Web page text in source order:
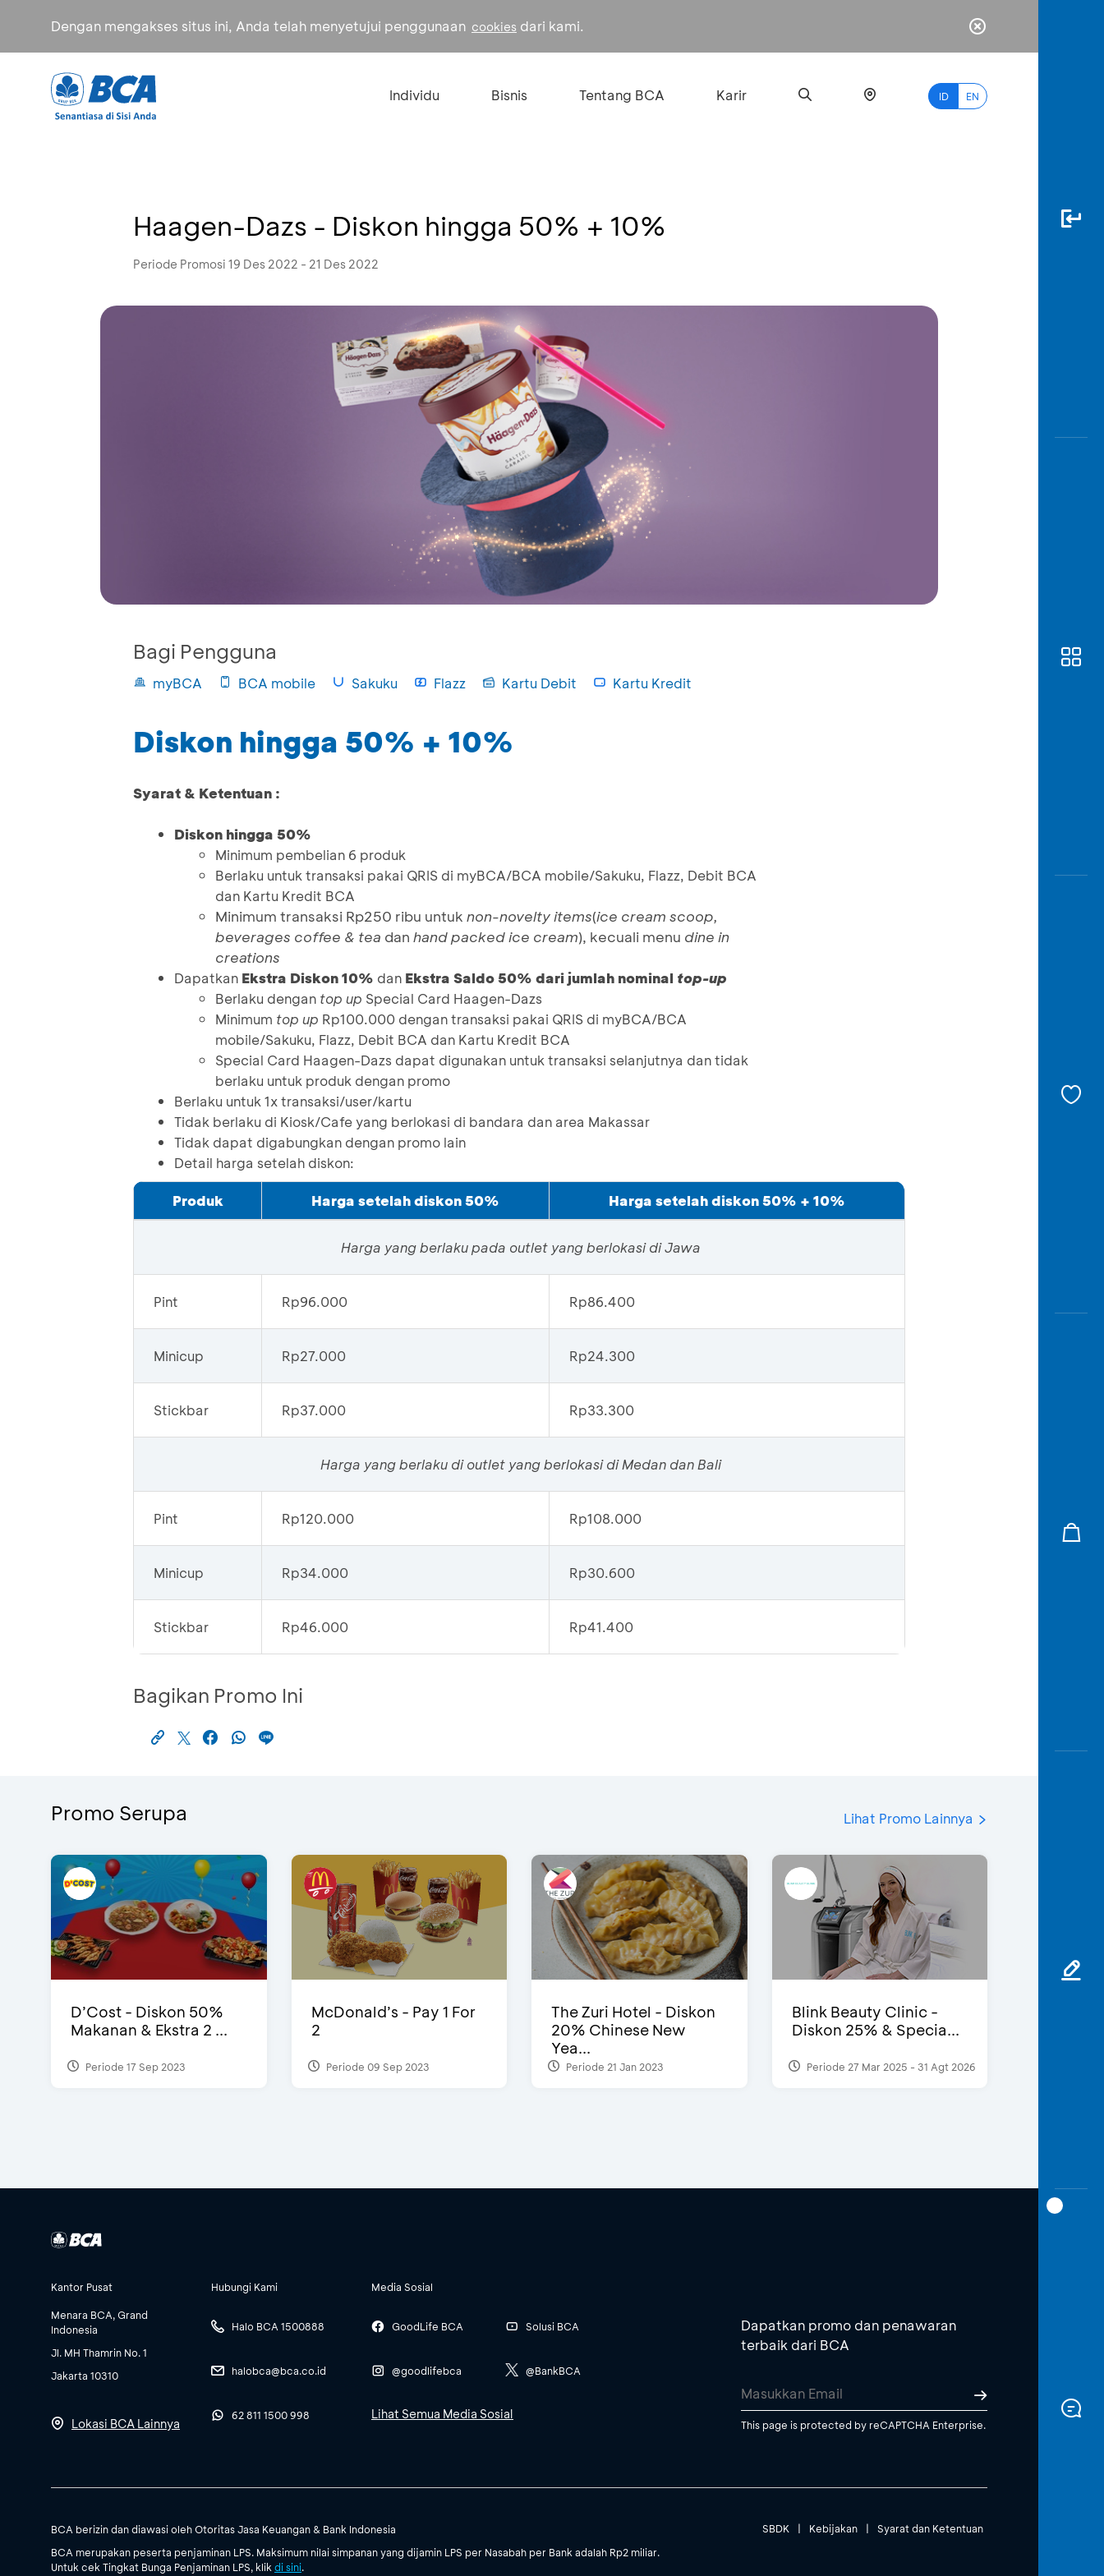
Dengan mengakses situs ini, Anda telah menyetujui penggunaan cookies dari kami.
Individu Bisnis Tentang BCA Karir ID EN
Haagen-Dazs - Diskon hingga 50% + 10%
Periode Promosi 19 Des 2022 - 21 Des 2022
Bagi Pengguna
myBCA BCA mobile Sakuku Flazz Kartu Debit Kartu Kredit
Diskon hingga 50% + 10%
Syarat & Ketentuan :
Diskon hingga 50%
Minimum pembelian 6 produk
Berlaku untuk transaksi pakai QRIS di myBCA/BCA mobile/Sakuku, Flazz, Debit BCA
dan Kartu Kredit BCA
Minimum transaksi Rp250 ribu untuk non-novelty items(ice cream scoop,
beverages coffee & tea dan hand packed ice cream), kecuali menu dine in
creations
Dapatkan Ekstra Diskon 10% dan Ekstra Saldo 50% dari jumlah nominal top-up
Berlaku dengan top up Special Card Haagen-Dazs
Minimum top up Rp100.000 dengan transaksi pakai QRIS di myBCA/BCA
mobile/Sakuku, Flazz, Debit BCA dan Kartu Kredit BCA
Special Card Haagen-Dazs dapat digunakan untuk transaksi selanjutnya dan tidak
berlaku untuk produk dengan promo
Berlaku untuk 1x transaksi/user/kartu
Tidak berlaku di Kiosk/Cafe yang berlokasi di bandara dan area Makassar
Tidak dapat digabungkan dengan promo lain
Detail harga setelah diskon:
Produk Harga setelah diskon 50% Harga setelah diskon 50% + 10%
Harga yang berlaku pada outlet yang berlokasi di Jawa
Pint Rp96.000 Rp86.400
Minicup Rp27.000 Rp24.300
Stickbar Rp37.000 Rp33.300
Harga yang berlaku di outlet yang berlokasi di Medan dan Bali
Pint Rp120.000 Rp108.000
Minicup Rp34.000 Rp30.600
Stickbar Rp46.000 Rp41.400
Bagikan Promo Ini
Promo Serupa Lihat Promo Lainnya
D’Cost - Diskon 50%
Makanan & Ekstra 2 ...
Periode 17 Sep 2023
McDonald’s - Pay 1 For
2
Periode 09 Sep 2023
The Zuri Hotel - Diskon
20% Chinese New
Yea...
Periode 21 Jan 2023
Blink Beauty Clinic -
Diskon 25% & Specia...
Periode 27 Mar 2025 - 31 Agt 2026
Kantor Pusat
Menara BCA, Grand
Indonesia
Jl. MH Thamrin No. 1
Jakarta 10310
Lokasi BCA Lainnya
Hubungi Kami
Halo BCA 1500888
halobca@bca.co.id
62 811 1500 998
Media Sosial
GoodLife BCA
@goodlifebca
Solusi BCA
@BankBCA
Lihat Semua Media Sosial
Dapatkan promo dan penawaran
terbaik dari BCA
This page is protected by reCAPTCHA Enterprise.
SBDK | Kebijakan | Syarat dan Ketentuan
BCA berizin dan diawasi oleh Otoritas Jasa Keuangan & Bank Indonesia
BCA merupakan peserta penjaminan LPS. Maksimum nilai simpanan yang dijamin LPS per Nasabah per Bank adalah Rp2 miliar.
Untuk cek Tingkat Bunga Penjaminan LPS, klik di sini.